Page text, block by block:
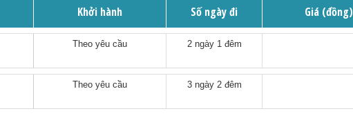
Khởi hành Số ngày đi Giá (đồng)
Theo yêu cầu 2 ngày 1 đêm
Theo yêu cầu 3 ngày 2 đêm